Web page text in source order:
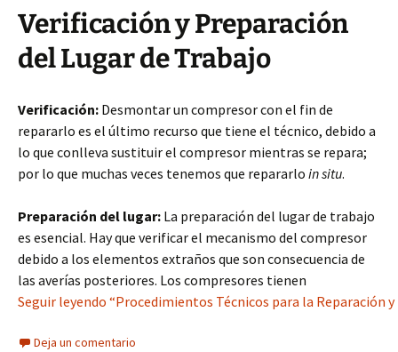
Verificación y Preparación
del Lugar de Trabajo
Verificación: Desmontar un compresor con el fin de
repararlo es el último recurso que tiene el técnico, debido a
lo que conlleva sustituir el compresor mientras se repara;
por lo que muchas veces tenemos que repararlo in situ.
Preparación del lugar: La preparación del lugar de trabajo
es esencial. Hay que verificar el mecanismo del compresor
debido a los elementos extraños que son consecuencia de
las averías posteriores. Los compresores tienen
Seguir leyendo “Procedimientos Técnicos para la Reparación
Deja un comentario